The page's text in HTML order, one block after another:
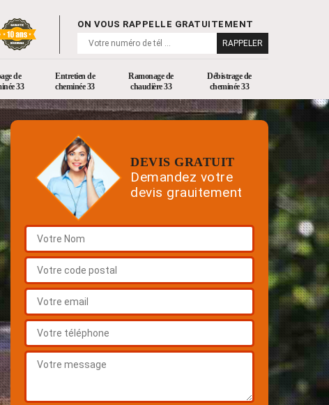
ON VOUS RAPPELLE GRATUITEMENT
de
33
Entretien de
cheminée 33
Ramonage de
chaudière 33
Débistrage de
cheminée 33
DEVIS GRATUIT
Demandez votre
devis grauitement